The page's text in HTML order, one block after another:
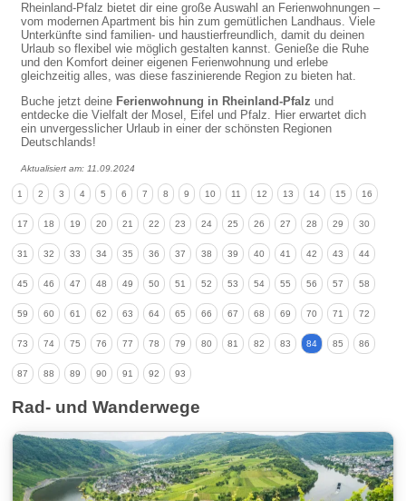
Rheinland-Pfalz bietet dir eine große Auswahl an Ferienwohnungen –
vom modernen Apartment bis hin zum gemütlichen Landhaus. Viele
Unterkünfte sind familien- und haustierfreundlich, damit du deinen
Urlaub so flexibel wie möglich gestalten kannst. Genieße die Ruhe
und den Komfort deiner eigenen Ferienwohnung und erlebe
gleichzeitig alles, was diese faszinierende Region zu bieten hat.
Buche jetzt deine Ferienwohnung in Rheinland-Pfalz und
entdecke die Vielfalt der Mosel, Eifel und Pfalz. Hier erwartet dich
ein unvergesslicher Urlaub in einer der schönsten Regionen
Deutschlands!
Aktualisiert am: 11.09.2024
1 2 3 4 5 6 7 8 9 10 11 12 13 14 15 16
17 18 19 20 21 22 23 24 25 26 27 28 29 30
31 32 33 34 35 36 37 38 39 40 41 42 43 44
45 46 47 48 49 50 51 52 53 54 55 56 57 58
59 60 61 62 63 64 65 66 67 68 69 70 71 72
73 74 75 76 77 78 79 80 81 82 83 84 85 86
87 88 89 90 91 92 93
Rad- und Wanderwege